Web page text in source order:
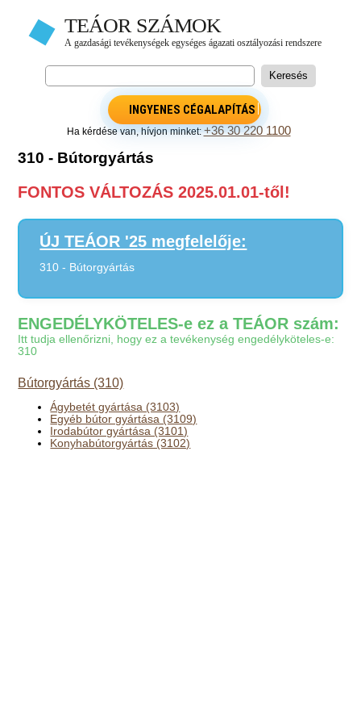
INGYENES CÉGALAPÍTÁS
Ha kérdése van, hívjon minket:+36 30 220 1100
310 - Bútorgyártás
FONTOS VÁLTOZÁS 2025.01.01-től!
ÚJ TEÁOR '25 megfelelője:
310 - Bútorgyártás
ENGEDÉLYKÖTELES-e ez a TEÁOR szám:
Itt tudja ellenőrizni, hogy ez a tevékenység engedélyköteles-e:
310
Bútorgyártás (310)
Ágybetét gyártása (3103)
Egyéb bútor gyártása (3109)
Irodabútor gyártása (3101)
Konyhabútorgyártás (3102)